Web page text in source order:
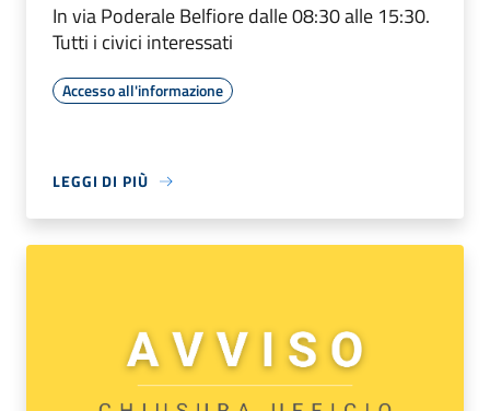
In via Poderale Belfiore dalle 08:30 alle 15:30.
Tutti i civici interessati
Accesso all'informazione
LEGGI DI PIÙ